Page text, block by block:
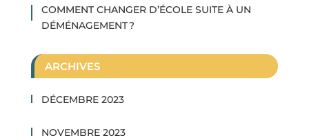
COMMENT CHANGER D’ÉCOLE SUITE À UN
DÉMÉNAGEMENT ?
ARCHIVES
DÉCEMBRE 2023
NOVEMBRE 2023